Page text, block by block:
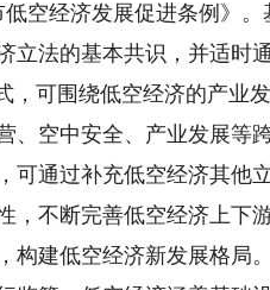
空经济发展促进条例》
立法的基本共识，并适时
，可围绕低空经济的产业
、空中安全、产业发展等
可通过补充低空经济其他
，不断完善低空经济上下
构建低空经济新发展格局。